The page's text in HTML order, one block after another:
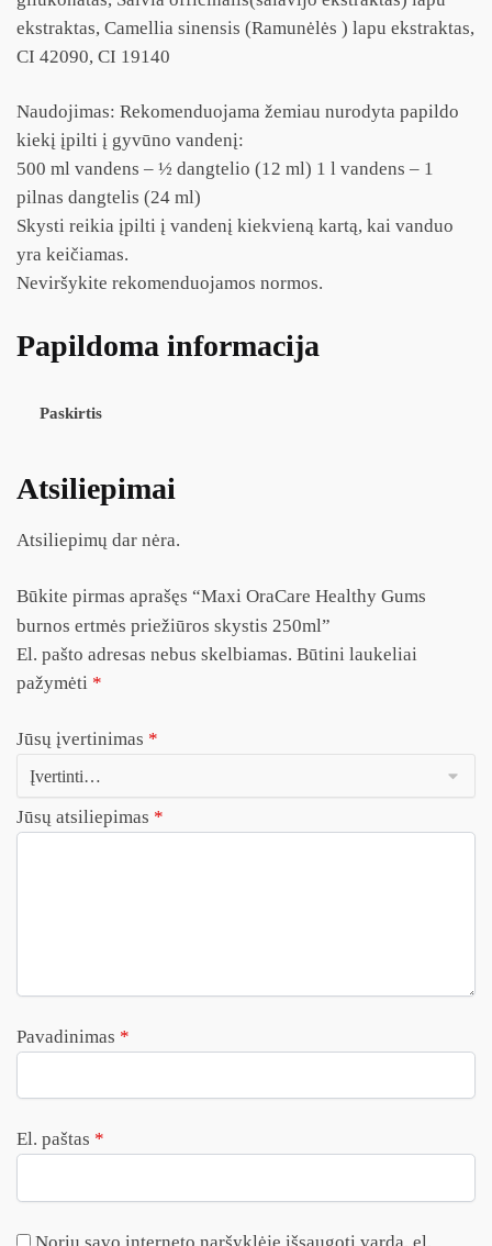
ekstraktas, Camellia sinensis (Ramunėlės ) lapu ekstraktas,
CI 42090, CI 19140
Naudojimas: Rekomenduojama žemiau nurodyta papildo
kiekį įpilti į gyvūno vandenį:
500 ml vandens – ½ dangtelio (12 ml) 1 l vandens – 1
pilnas dangtelis (24 ml)
Skysti reikia įpilti į vandenį kiekvieną kartą, kai vanduo
yra keičiamas.
Neviršykite rekomenduojamos normos.
Papildoma informacija
Paskirtis
Atsiliepimai
Atsiliepimų dar nėra.
Būkite pirmas aprašęs “Maxi OraCare Healthy Gums
burnos ertmės priežiūros skystis 250ml”
El. pašto adresas nebus skelbiamas. Būtini laukeliai
pažymėti *
Jūsų įvertinimas *
Jūsų atsiliepimas *
Pavadinimas *
El. paštas *